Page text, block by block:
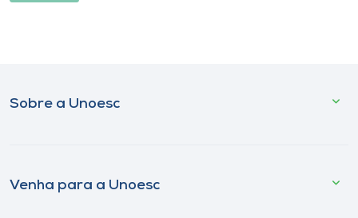
Sobre a Unoesc
Venha para a Unoesc